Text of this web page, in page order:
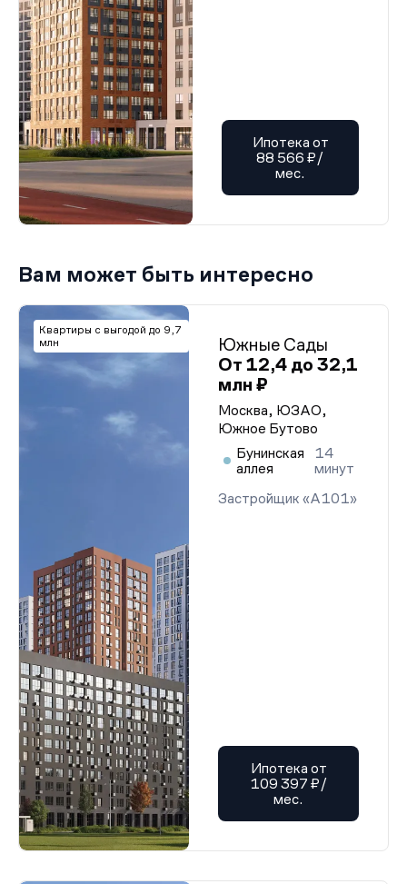
Ипотека от
88 566 ₽/
мес.
Вам может быть интересно
Квартиры с выгодой до 9,7
млн
Южные Сады
От 12,4 до 32,1
млн ₽
Москва, ЮЗАО,
Южное Бутово
Бунинская
аллея
14
минут
Застройщик «А101»
Ипотека от
109 397 ₽/
мес.